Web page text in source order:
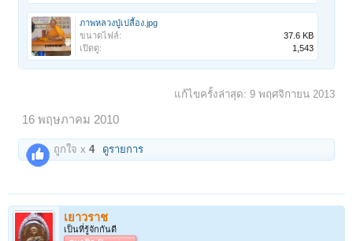
ภาพหลวงปู่เปลื้อง.jpg
ขนาดไฟล์:
37.6 KB
เปิดดู:
1,543
แก้ไขครั้งล่าสุด: 9 พฤศจิกายน 2013
16 พฤษภาคม 2010
ถูกใจ x4 ดูรายการ
เยาวราช
เป็นที่รู้จักกันดี